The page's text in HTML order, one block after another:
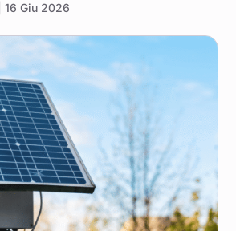
|16 Giu 2026